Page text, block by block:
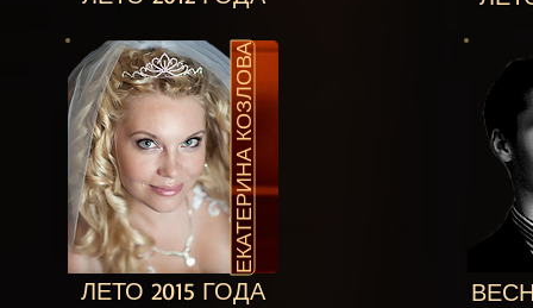
ЕКАТЕРИНА КОЗЛОВА
ЛЕТО 2015 ГОДА